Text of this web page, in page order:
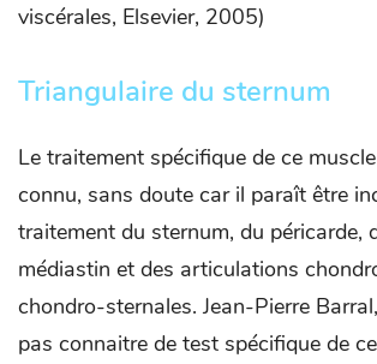
viscérales, Elsevier, 2005)
Triangulaire du sternum
Le traitement spécifique de ce
connu, sans doute car il paraît être
traitement du sternum, du péricarde,
médiastin et des articulations
chondro-sternales. Jean-Pierre
pas connaitre de test spécifique de